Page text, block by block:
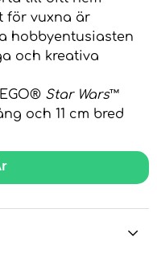
för vuxna är
hobbyentusiasten
och kreativa
Star Wars™
och 11 cm bred